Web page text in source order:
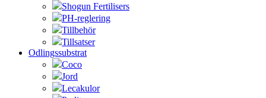
Shogun Fertilisers
PH-reglering
Tillbehör
Tillsatser
Odlingssubstrat
Coco
Jord
Lecakulor